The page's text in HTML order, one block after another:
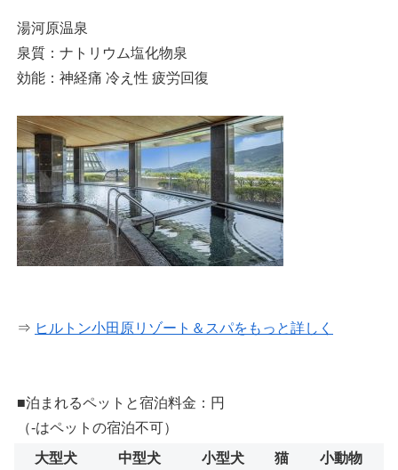
湯河原温泉
泉質：ナトリウム塩化物泉
効能：神経痛 冷え性 疲労回復
⇒ ヒルトン小田原リゾート＆スパをもっと詳しく
■泊まれるペットと宿泊料金：円
（-はペットの宿泊不可）
大型犬
中型犬 小型犬 猫
小動物